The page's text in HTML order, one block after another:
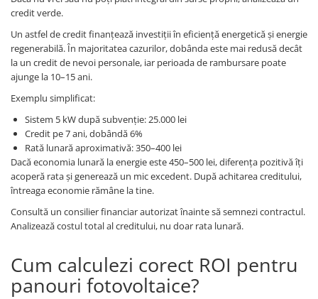
credit verde.
Un astfel de credit finanțează investiții în eficiență energetică și energie
regenerabilă. În majoritatea cazurilor, dobânda este mai redusă decât
la un credit de nevoi personale, iar perioada de rambursare poate
ajunge la 10–15 ani.
Exemplu simplificat:
Sistem 5 kW după subvenție: 25.000 lei
Credit pe 7 ani, dobândă 6%
Rată lunară aproximativă: 350–400 lei
Dacă economia lunară la energie este 450–500 lei, diferența pozitivă îți
acoperă rata și generează un mic excedent. După achitarea creditului,
întreaga economie rămâne la tine.
Consultă un consilier financiar autorizat înainte să semnezi contractul.
Analizează costul total al creditului, nu doar rata lunară.
Cum calculezi corect ROI pentru
panouri fotovoltaice?